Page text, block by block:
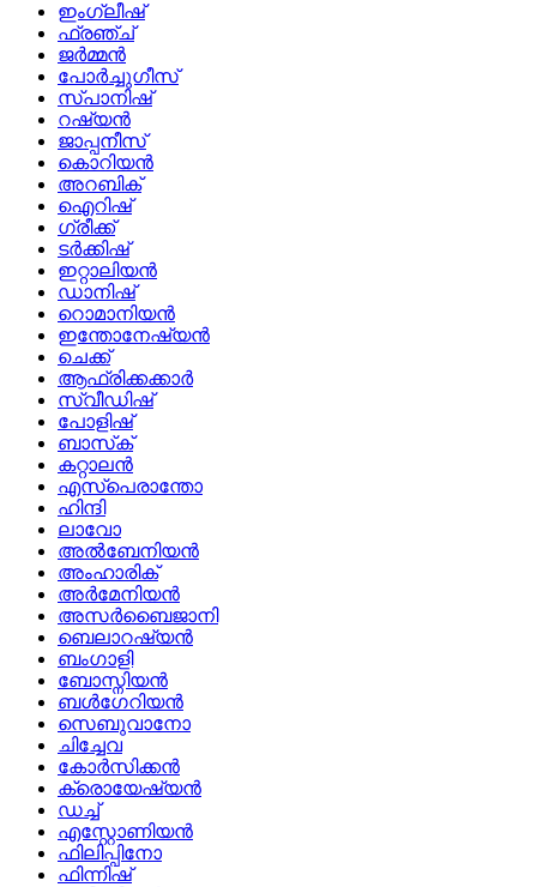
ഇംഗ്ലീഷ്
ഫ്രഞ്ച്
ജർമ്മൻ
പോർച്ചുഗീസ്
സ്പാനിഷ്
റഷ്യൻ
ജാപ്പനീസ്
കൊറിയൻ
അറബിക്
ഐറിഷ്
ഗ്രീക്ക്
ടർക്കിഷ്
ഇറ്റാലിയൻ
ഡാനിഷ്
റൊമാനിയൻ
ഇന്തോനേഷ്യൻ
ചെക്ക്
ആഫ്രിക്കക്കാർ
സ്വീഡിഷ്
പോളിഷ്
ബാസ്‌ക്
കറ്റാലൻ
എസ്പെരാന്തോ
ഹിന്ദി
ലാവോ
അൽബേനിയൻ
അംഹാരിക്
അർമേനിയൻ
അസർബൈജാനി
ബെലാറഷ്യൻ
ബംഗാളി
ബോസ്നിയൻ
ബൾഗേറിയൻ
സെബുവാനോ
ചിച്ചേവ
കോർസിക്കൻ
ക്രൊയേഷ്യൻ
ഡച്ച്
എസ്റ്റോണിയൻ
ഫിലിപ്പിനോ
ഫിന്നിഷ്